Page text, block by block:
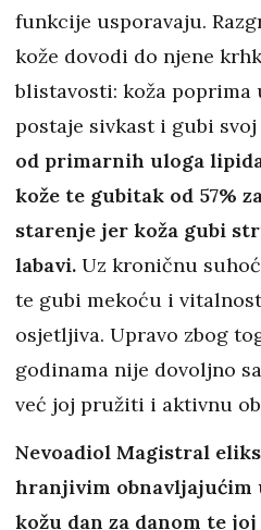
funkcije usporavaju.
kože dovodi do njene
blistavosti: koža poprima
postaje sivkast i gubi
od primarnih uloga
kože te gubitak od 57%
starenje jer koža gubi
labavi. Uz kroničnu
te gubi mekoću i
osjetljiva. Upravo zbog
godinama nije dovoljno
već joj pružiti i aktivnu
Nevoadiol Magistral
hranjivim
kožu dan za danom te